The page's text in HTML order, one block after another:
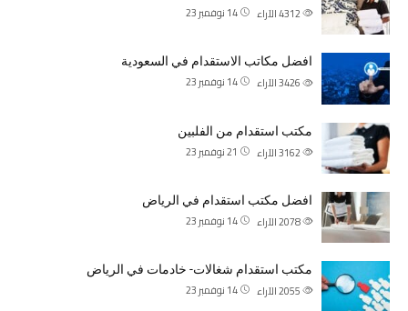
14 نوفمبر 23 الآراء
افضل مكاتب الاستقدام في السعودية
14 نوفمبر 23 الآراء
مكتب استقدام من الفلبين
21 نوفمبر 23 الآراء
افضل مكتب استقدام في الرياض
14 نوفمبر 23 الآراء
مكتب استقدام شغالات- خادمات في الرياض
14 نوفمبر 23 الآراء